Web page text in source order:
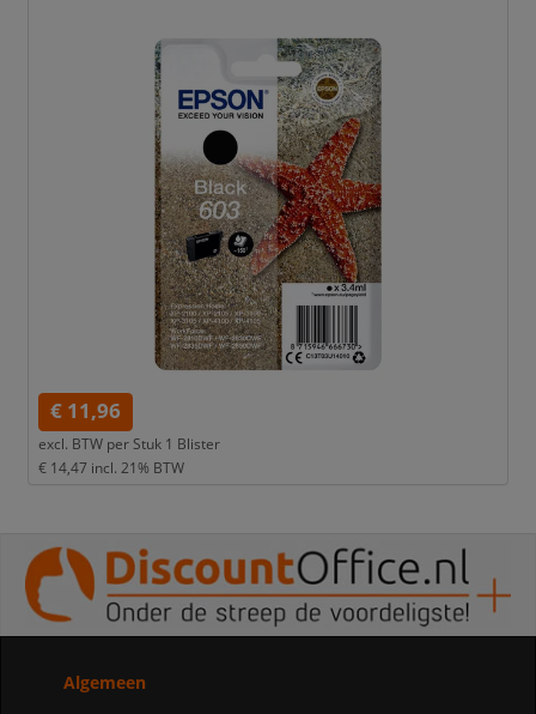
€ 11,96
excl. BTW per Stuk 1 Blister
€ 14,47 incl. 21% BTW
Algemeen